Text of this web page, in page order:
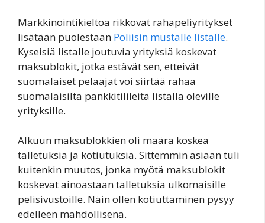
Markkinointikieltoa rikkovat rahapeliyritykset
lisätään puolestaan Poliisin mustalle listalle.
Kyseisiä listalle joutuvia yrityksiä koskevat
maksublokit, jotka estävät sen, etteivät
suomalaiset pelaajat voi siirtää rahaa
suomalaisilta pankkitilileitä listalla oleville
yrityksille.
Alkuun maksublokkien oli määrä koskea
talletuksia ja kotiutuksia. Sittemmin asiaan tuli
kuitenkin muutos, jonka myötä maksublokit
koskevat ainoastaan talletuksia ulkomaisille
pelisivustoille. Näin ollen kotiuttaminen pysyy
edelleen mahdollisena.